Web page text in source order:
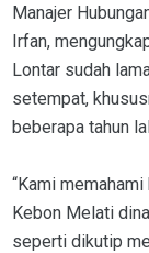
Manajer
Irfan,
Lontar sudah
setempat,
beberapa tahun
“Kami
Kebon Melati
seperti dikutip